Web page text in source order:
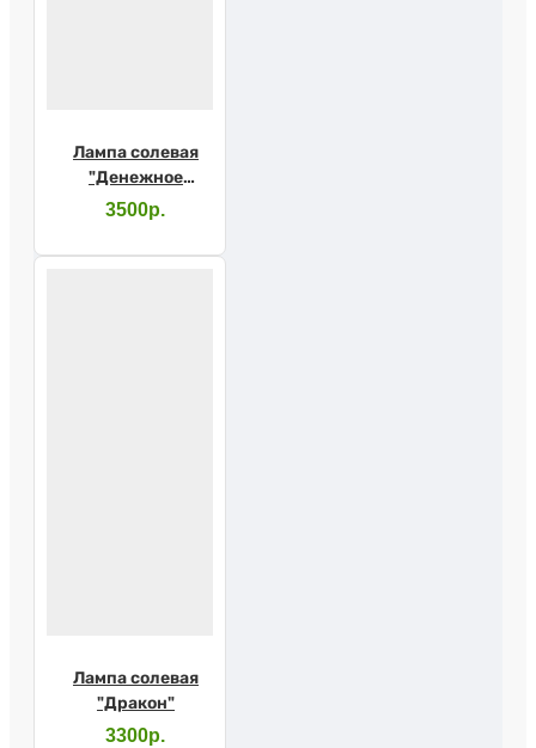
Лампа солевая
"Денежное
дерево"
3500р.
Лампа солевая
"Дракон"
3300р.